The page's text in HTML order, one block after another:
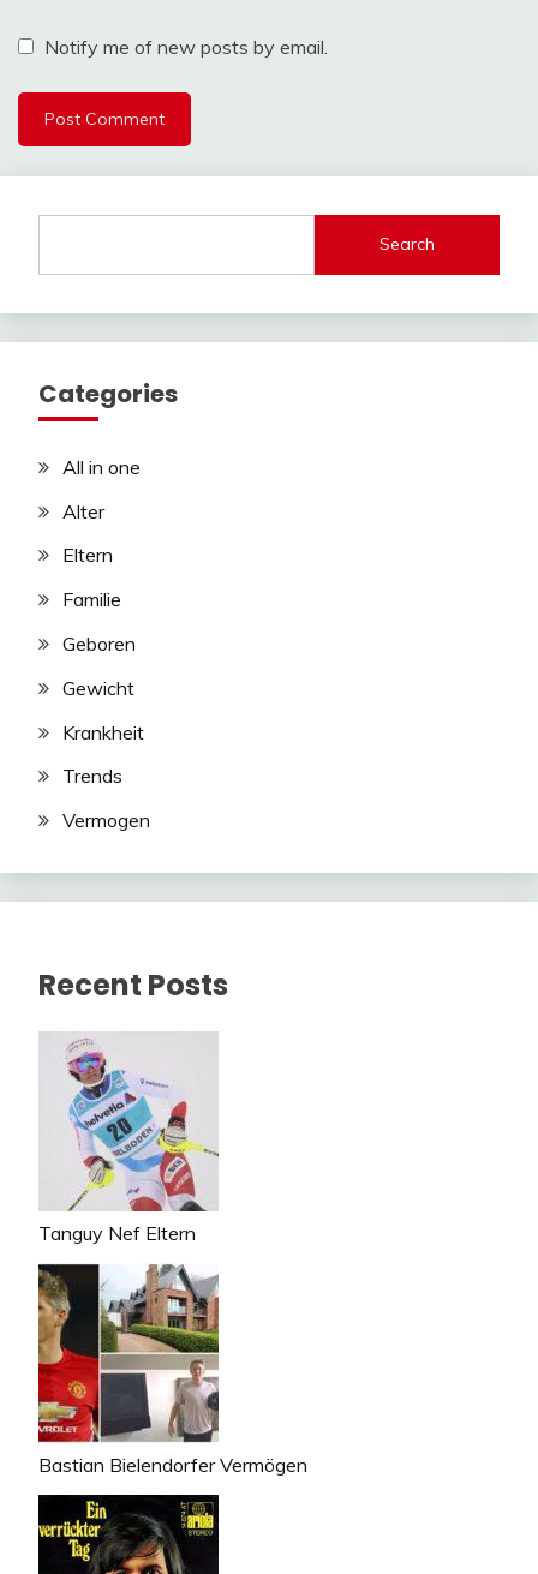
Notify me of new posts by email.
Search
Categories
All in one
Alter
Eltern
Familie
Geboren
Gewicht
Krankheit
Trends
Vermogen
Recent Posts
Tanguy Nef Eltern
Bastian Bielendorfer Vermögen